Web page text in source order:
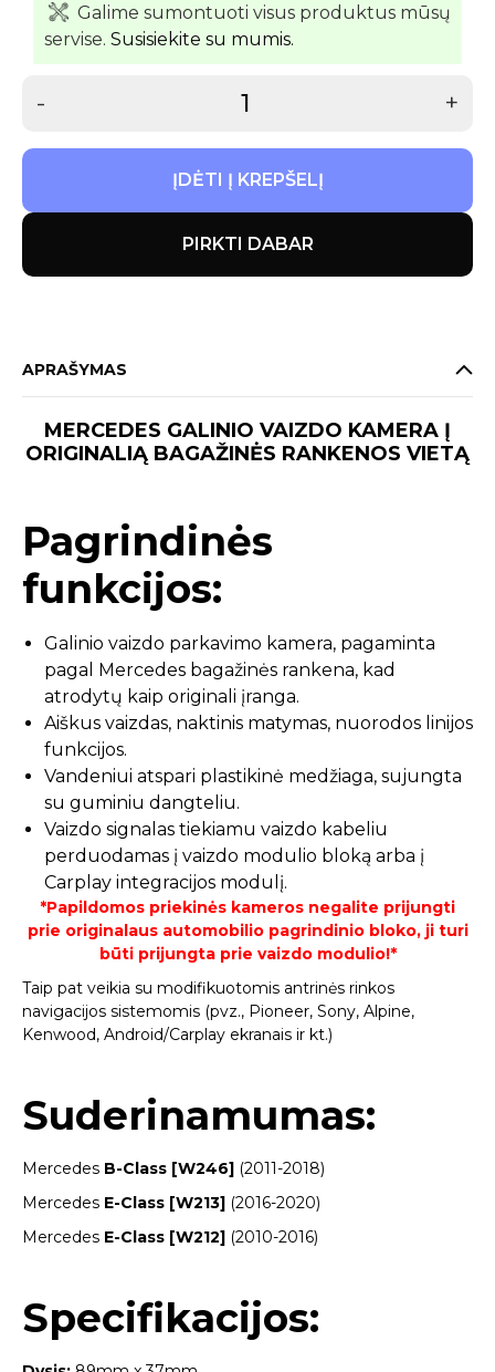
Galime sumontuoti visus produktus mūsų
servise. Susisiekite su mumis.
- +
ĮDĖTI Į KREPŠELĮ
PIRKTI DABAR
APRAŠYMAS
MERCEDES GALINIO VAIZDO KAMERA Į
ORIGINALIĄ BAGAŽINĖS RANKENOS VIETĄ
Pagrindinės
funkcijos:
Galinio vaizdo parkavimo kamera, pagaminta
pagal Mercedes bagažinės rankena, kad
atrodytų kaip originali įranga.
Aiškus vaizdas, naktinis matymas, nuorodos linijos
funkcijos.
Vandeniui atspari plastikinė medžiaga, sujungta
su guminiu dangteliu.
Vaizdo signalas tiekiamu vaizdo kabeliu
perduodamas į vaizdo modulio bloką arba į
Carplay integracijos modulį.
*Papildomos priekinės kameros negalite prijungti
prie originalaus automobilio pagrindinio bloko, ji turi
būti prijungta prie vaizdo modulio!*
Taip pat veikia su modifikuotomis antrinės rinkos
navigacijos sistemomis (pvz., Pioneer, Sony, Alpine,
Kenwood, Android/Carplay ekranais ir kt.)
Suderinamumas:
Mercedes B-Class [W246] (2011-2018)
Mercedes E-Class [W213] (2016-2020)
Mercedes E-Class [W212] (2010-2016)
Specifikacijos: